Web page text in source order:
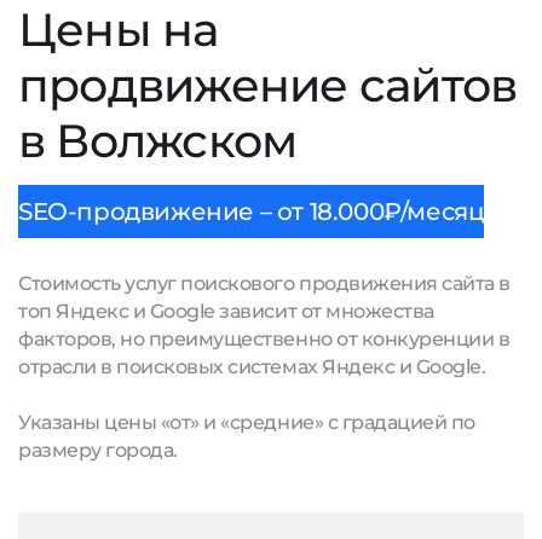
Цены на
продвижение сайтов
в Волжском
SEO-продвижение – от 18.000₽/месяц
Стоимость услуг поискового продвижения сайта в
топ Яндекс и Google зависит от множества
факторов, но преимущественно от конкуренции в
отрасли в поисковых системах Яндекс и Google.
Указаны цены «от» и «средние» с градацией по
размеру города.